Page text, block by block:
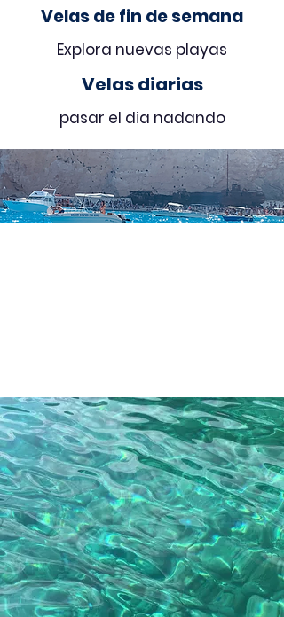
Velas de fin de semana
Explora nuevas playas
Velas diarias
pasar el dia nadando